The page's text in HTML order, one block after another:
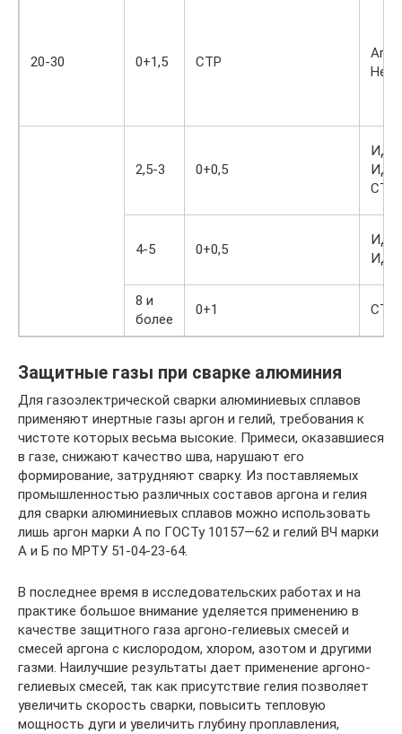
20-30 0+1,5 СТР
Ar
Не
2,5-3 0+0,5
ИДС
ИДС
СТР
4-5 0+0,5
ИДС
ИДС
8 и
более
0+1 СТР
Защитные газы при сварке алюминия
Для газоэлектрической сварки алюминиевых сплавов
применяют инертные газы аргон и гелий, требования к
чистоте которых весьма высокие. Примеси, оказавшиеся
в газе, снижают качество шва, нарушают его
формирование, затрудняют сварку. Из поставляемых
промышленностью различных составов аргона и гелия
для сварки алюминиевых сплавов можно использовать
лишь аргон марки А по ГОСТу 10157—62 и гелий ВЧ марки
А и Б по МРТУ 51-04-23-64.
В последнее время в исследовательских работах и на
практике большое внимание уделяется применению в
качестве защитного газа аргоно-гелиевых смесей и
смесей аргона с кислородом, хлором, азотом и другими
газми. Наилучшие результаты дает применение аргоно-
гелиевых смесей, так как присутствие гелия позволяет
увеличить скорость сварки, повысить тепловую
мощность дуги и увеличить глубину проплавления,